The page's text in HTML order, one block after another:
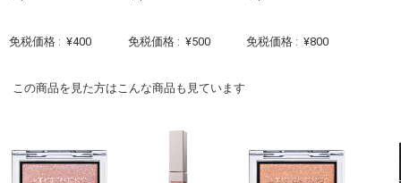
免税価格 : ¥400 免税価格 : ¥500 免税価格 : ¥800
この商品を見た方はこんな商品も見ています